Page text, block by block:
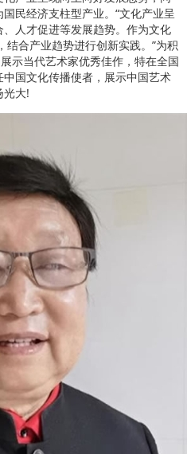
民经济支柱型产业。“文化产业呈
人才促进等发展趋势。作为文化
合产业趋势进行创新实践。”为积
示当代艺术家优秀佳作，特在全国
国文化传播使者，展示中国艺术
光大!